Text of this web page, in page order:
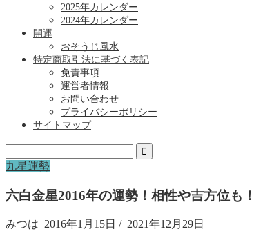
2025年カレンダー
2024年カレンダー
開運
おそうじ風水
特定商取引法に基づく表記
免責事項
運営者情報
お問い合わせ
プライバシーポリシー
サイトマップ
九星運勢
六白金星2016年の運勢！相性や吉方位も！
みつは 2016年1月15日 / 2021年12月29日